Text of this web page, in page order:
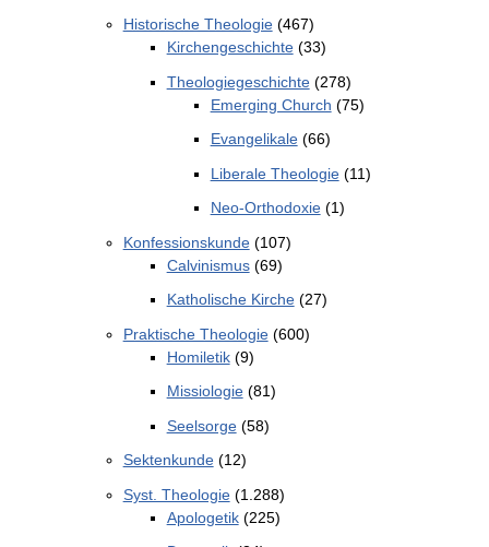
Historische Theologie(467)
Kirchengeschichte(33)
Theologiegeschichte(278)
Emerging Church (75)
Evangelikale(66)
Liberale Theologie(11)
Neo-Orthodoxie(1)
Konfessionskunde(107)
Calvinismus(69)
Katholische Kirche(27)
Praktische Theologie(600)
Homiletik(9)
Missiologie(81)
Seelsorge(58)
Sektenkunde(12)
Syst. Theologie(1.288)
Apologetik(225)